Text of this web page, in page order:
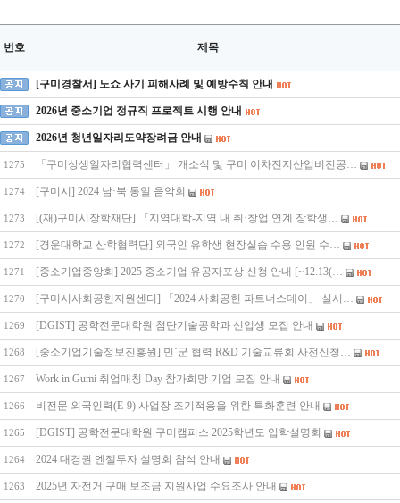
번호 제목
[구미경찰서] 노쇼 사기 피해사례 및 예방수칙 안내
2026년 중소기업 정규직 프로젝트 시행 안내
2026년 청년일자리도약장려금 안내
1275 「구미상생일자리협력센터」 개소식 및 구미 이차전지산업비전공…
1274 [구미시] 2024 남·북 통일 음악회
1273 [(재)구미시장학재단] 「지역대학-지역 내 취·창업 연계 장학생…
1272 [경운대학교 산학협력단] 외국인 유학생 현장실습 수용 인원 수…
1271 [중소기업중앙회] 2025 중소기업 유공자포상 신청 안내 [~12.13(…
1270 [구미시사회공헌지원센터] 「2024 사회공헌 파트너스데이」 실시…
1269 [DGIST] 공학전문대학원 첨단기술공학과 신입생 모집 안내
1268 [중소기업기술정보진흥원] 민˙군 협력 R&D 기술교류회 사전신청…
1267 Work in Gumi 취업매칭 Day 참가희망 기업 모집 안내
1266 비전문 외국인력(E-9) 사업장 조기적응을 위한 특화훈련 안내
1265 [DGIST] 공학전문대학원 구미캠퍼스 2025학년도 입학설명회
1264 2024 대경권 엔젤투자 설명회 참석 안내
1263 2025년 자전거 구매 보조금 지원사업 수요조사 안내